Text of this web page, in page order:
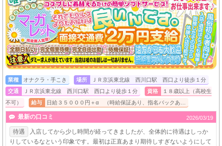
業種 オナクラ・手こき 場所
ＪＲ京浜東北線 西川口駅 西口より徒歩１分
交通
ＪＲ京浜東北線 西川口駅 西口より徒歩１分 資格
１８歳以上（高校生
不可）
給与 日給３５０００円＋α （時給保証あり、指名バックあ…
最新の口コミ 2026/03/19
待遇
入店してから少し時間が経ってきましたが、全体的に待遇はしっか
りしているなという印象です。最初は正直あまり期待しすぎないようにして